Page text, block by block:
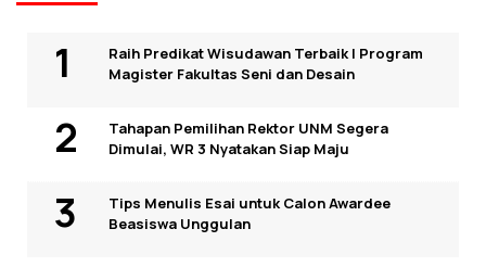
Raih Predikat Wisudawan Terbaik I Program
Magister Fakultas Seni dan Desain
Tahapan Pemilihan Rektor UNM Segera
Dimulai, WR 3 Nyatakan Siap Maju
Tips Menulis Esai untuk Calon Awardee
Beasiswa Unggulan